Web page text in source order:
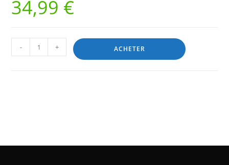
34,99 €
- + ACHETER